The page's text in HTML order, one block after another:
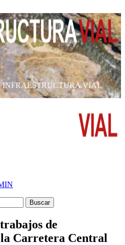
VIAL
de
Carretera Central